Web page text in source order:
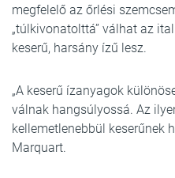
megfelelő az őrlési
„túlkivonatolttá” válhat az
keserű, harsány ízű lesz.
„A keserű ízanyagok
válnak hangsúlyossá. Az
kellemetlenebbül keserűnek
Marquart.